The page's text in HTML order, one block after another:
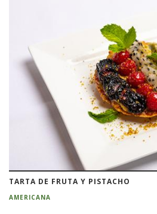
TARTA DE FRUTA Y PISTACHO
AMERICANA